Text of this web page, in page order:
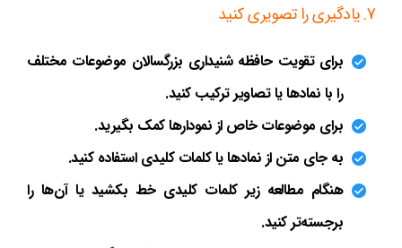
7. یادگیری را تصویری کنید
برای تقویت حافظه شنیداری بزرگسالان موضوعات مختلف
را با نمادها یا تصاویر ترکیب کنید.
برای موضوعات خاص از نمودارها کمک بگیرید.
به جای متن از نمادها یا کلمات کلیدی استفاده کنید.
هنگام مطالعه زیر کلمات کلیدی خط بکشید یا آن‌ها را
برجسته‌تر کنید.